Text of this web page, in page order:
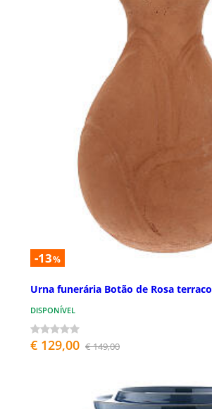
-13%
Urna funerária Botão de Rosa
DISPONÍVEL
€ 129,00 € 149,00